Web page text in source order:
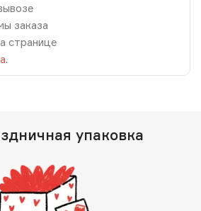
заказа
странице
.
упаковка